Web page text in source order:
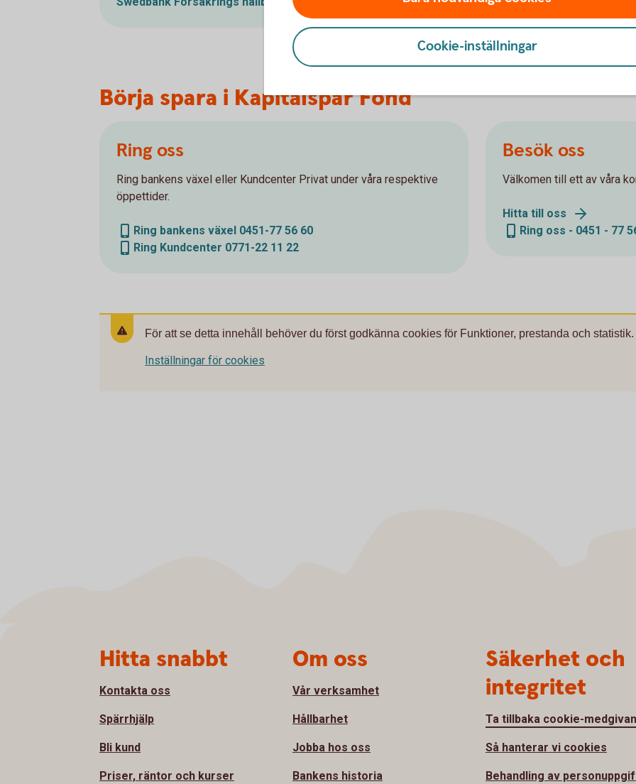
Börja spara i Kapitalspar Fond
Ring oss
Ring bankens växel eller Kundcenter Privat under våra respektive
öppettider.
Ring bankens växel 0451-77 56 60
Ring Kundcenter 0771-22 11 22
Besök oss
Välkomen till ett av våra
Hitta till oss
Ring oss - 0451 - 77
För att se detta innehåll behöver du först godkänna cookies för Funktioner, prestanda och statistik.
Inställningar för cookies
Cookie-inställningar
Hitta snabbt
Kontakta oss
Spärrhjälp
Bli kund
Priser, räntor och kurser
Om oss
Vår verksamhet
Hållbarhet
Jobba hos oss
Bankens historia
Säkerhet och
integritet
Ta tillbaka cookie-
Så hanterar vi cookies
Behandling av